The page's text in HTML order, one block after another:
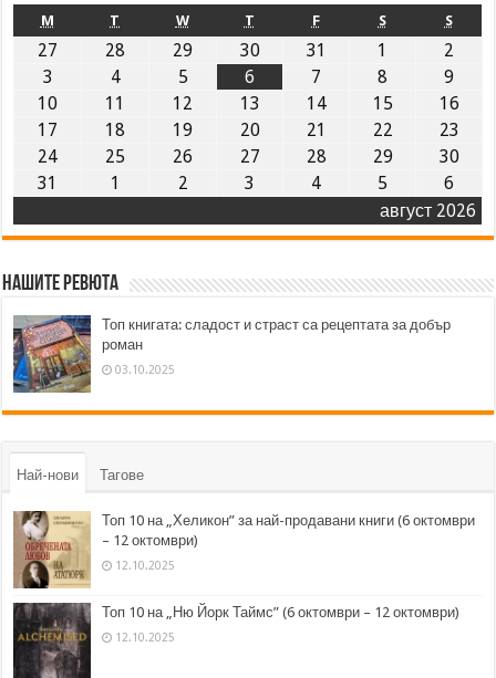
август 2026
M T W T F S S
27 28 29 30 31 1
2
3
4 5 6 7 8
9
10
11 12 13 14 15
16
17
18 19 20 21 22
23
24
25 26 27 28 29
30
31
1 2 3 4 5 6
Нашите ревюта
Топ книгата: сладост и страст са рецептата за добър
роман
03.10.2025
Най-нови Тагове
Топ 10 на „Хеликон” за най-продавани книги (6 октомври
– 12 октомври)
12.10.2025
Топ 10 на „Ню Йорк Таймс” (6 октомври – 12 октомври)
12.10.2025